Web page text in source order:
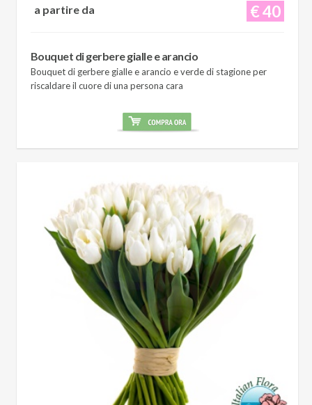
€ 40
a partire da
Bouquet di gerbere gialle e arancio
Bouquet di gerbere gialle e arancio e verde di stagione per
riscaldare il cuore di una persona cara